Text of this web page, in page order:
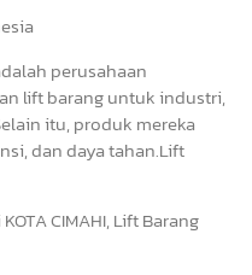
perusahaan
lift barang untuk industri,
itu, produk mereka
dan daya tahan.Lift
CIMAHI, Lift Barang